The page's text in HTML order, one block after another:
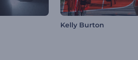
Kelly Burton